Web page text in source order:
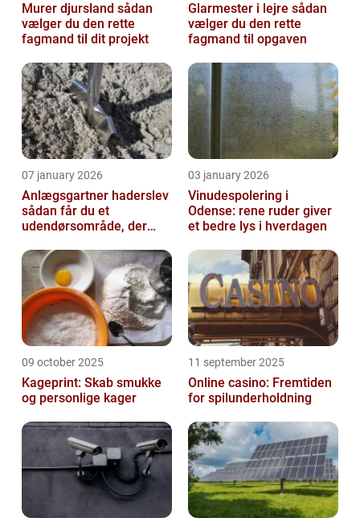
Murer djursland sådan
vælger du den rette
fagmand til dit projekt
Glarmester i lejre sådan
vælger du den rette
fagmand til opgaven
07 january 2026
Anlægsgartner haderslev
sådan får du et
udendørsområde, der
03 january 2026
Vinudespolering i
Odense: rene ruder giver
et bedre lys i hverdagen
09 october 2025
Kageprint: Skab smukke
og personlige kager
11 september 2025
Online casino: Fremtiden
for spilunderholdning